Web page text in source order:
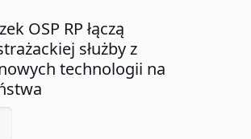
OSP RP łączą
służby z
technologii na